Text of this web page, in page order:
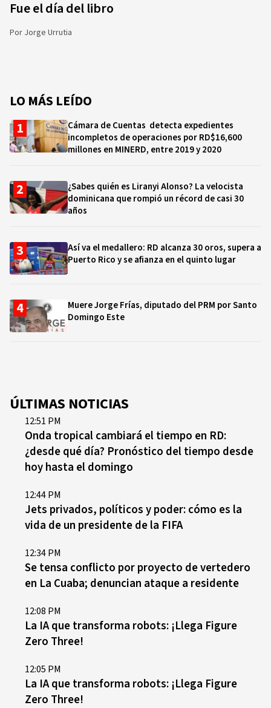
Fue el día del libro
Por Jorge Urrutia
LO MÁS LEÍDO
Cámara de Cuentas detecta expedientes
incompletos de operaciones por RD$16,600
millones en MINERD, entre 2019 y 2020
¿Sabes quién es Liranyi Alonso? La velocista
dominicana que rompió un récord de casi 30
años
Así va el medallero: RD alcanza 30 oros, supera a
Puerto Rico y se afianza en el quinto lugar
Muere Jorge Frías, diputado del PRM por Santo
Domingo Este
ÚLTIMAS NOTICIAS
12:51 PM
Onda tropical cambiará el tiempo en RD:
¿desde qué día? Pronóstico del tiempo desde
hoy hasta el domingo
12:44 PM
Jets privados, políticos y poder: cómo es la
vida de un presidente de la FIFA
12:34 PM
Se tensa conflicto por proyecto de vertedero
en La Cuaba; denuncian ataque a residente
12:08 PM
La IA que transforma robots: ¡Llega Figure
Zero Three!
12:05 PM
La IA que transforma robots: ¡Llega Figure
Zero Three!